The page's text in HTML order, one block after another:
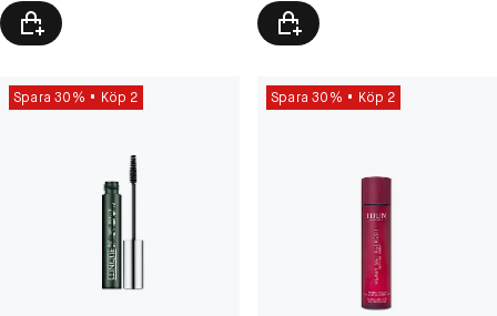
Spara 30% Köp 2 Spara 30% Köp 2